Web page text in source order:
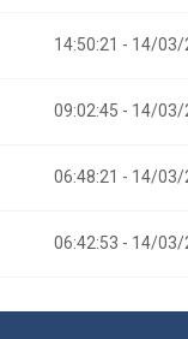
14:50:21 - 14/03/
09:02:45 - 14/03/
06:48:21 - 14/03/
06:42:53 - 14/03/